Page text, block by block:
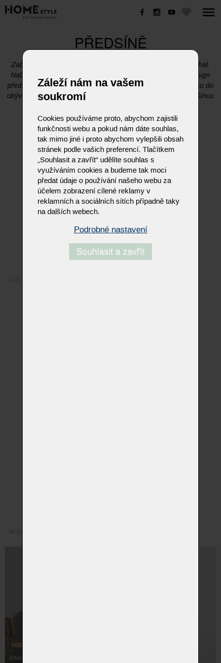
PŘEDSÍNĚ
Zabýváme se i problematikou předsíní, chodeb a vstupních hal.
Nabízíme bohatý sortiment nábytku i do těchto prostorů. Design
předsíňového nábytku je částečně shodný s designem nábytku do
obývacích pokojů a jídelen. Není tedy problém zařídit tyto většinou
SINA
Záleží nám na vašem
soukromí
Cookies používáme proto, abychom zajistili
funkčnosti webu a pokud nám dáte souhlas,
tak mimo jiné i proto abychom vylepšili obsah
stránek podle vašich preferencí. Tlačítkem
„Souhlasit a zavřít“ udělíte souhlas s
využíváním cookies a budeme tak moci
předat údaje o používání našeho webu za
účelem zobrazení cílené reklamy v
reklamních a sociálních sítích případně taky
na dalších webech.
Podrobné nastavení
Souhlasit a zavřít